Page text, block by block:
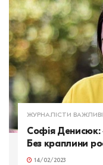
ЖУРНАЛІСТИ ВАЖЛИВІ
Софія Денисюк:
Без краплини
14/02/2023